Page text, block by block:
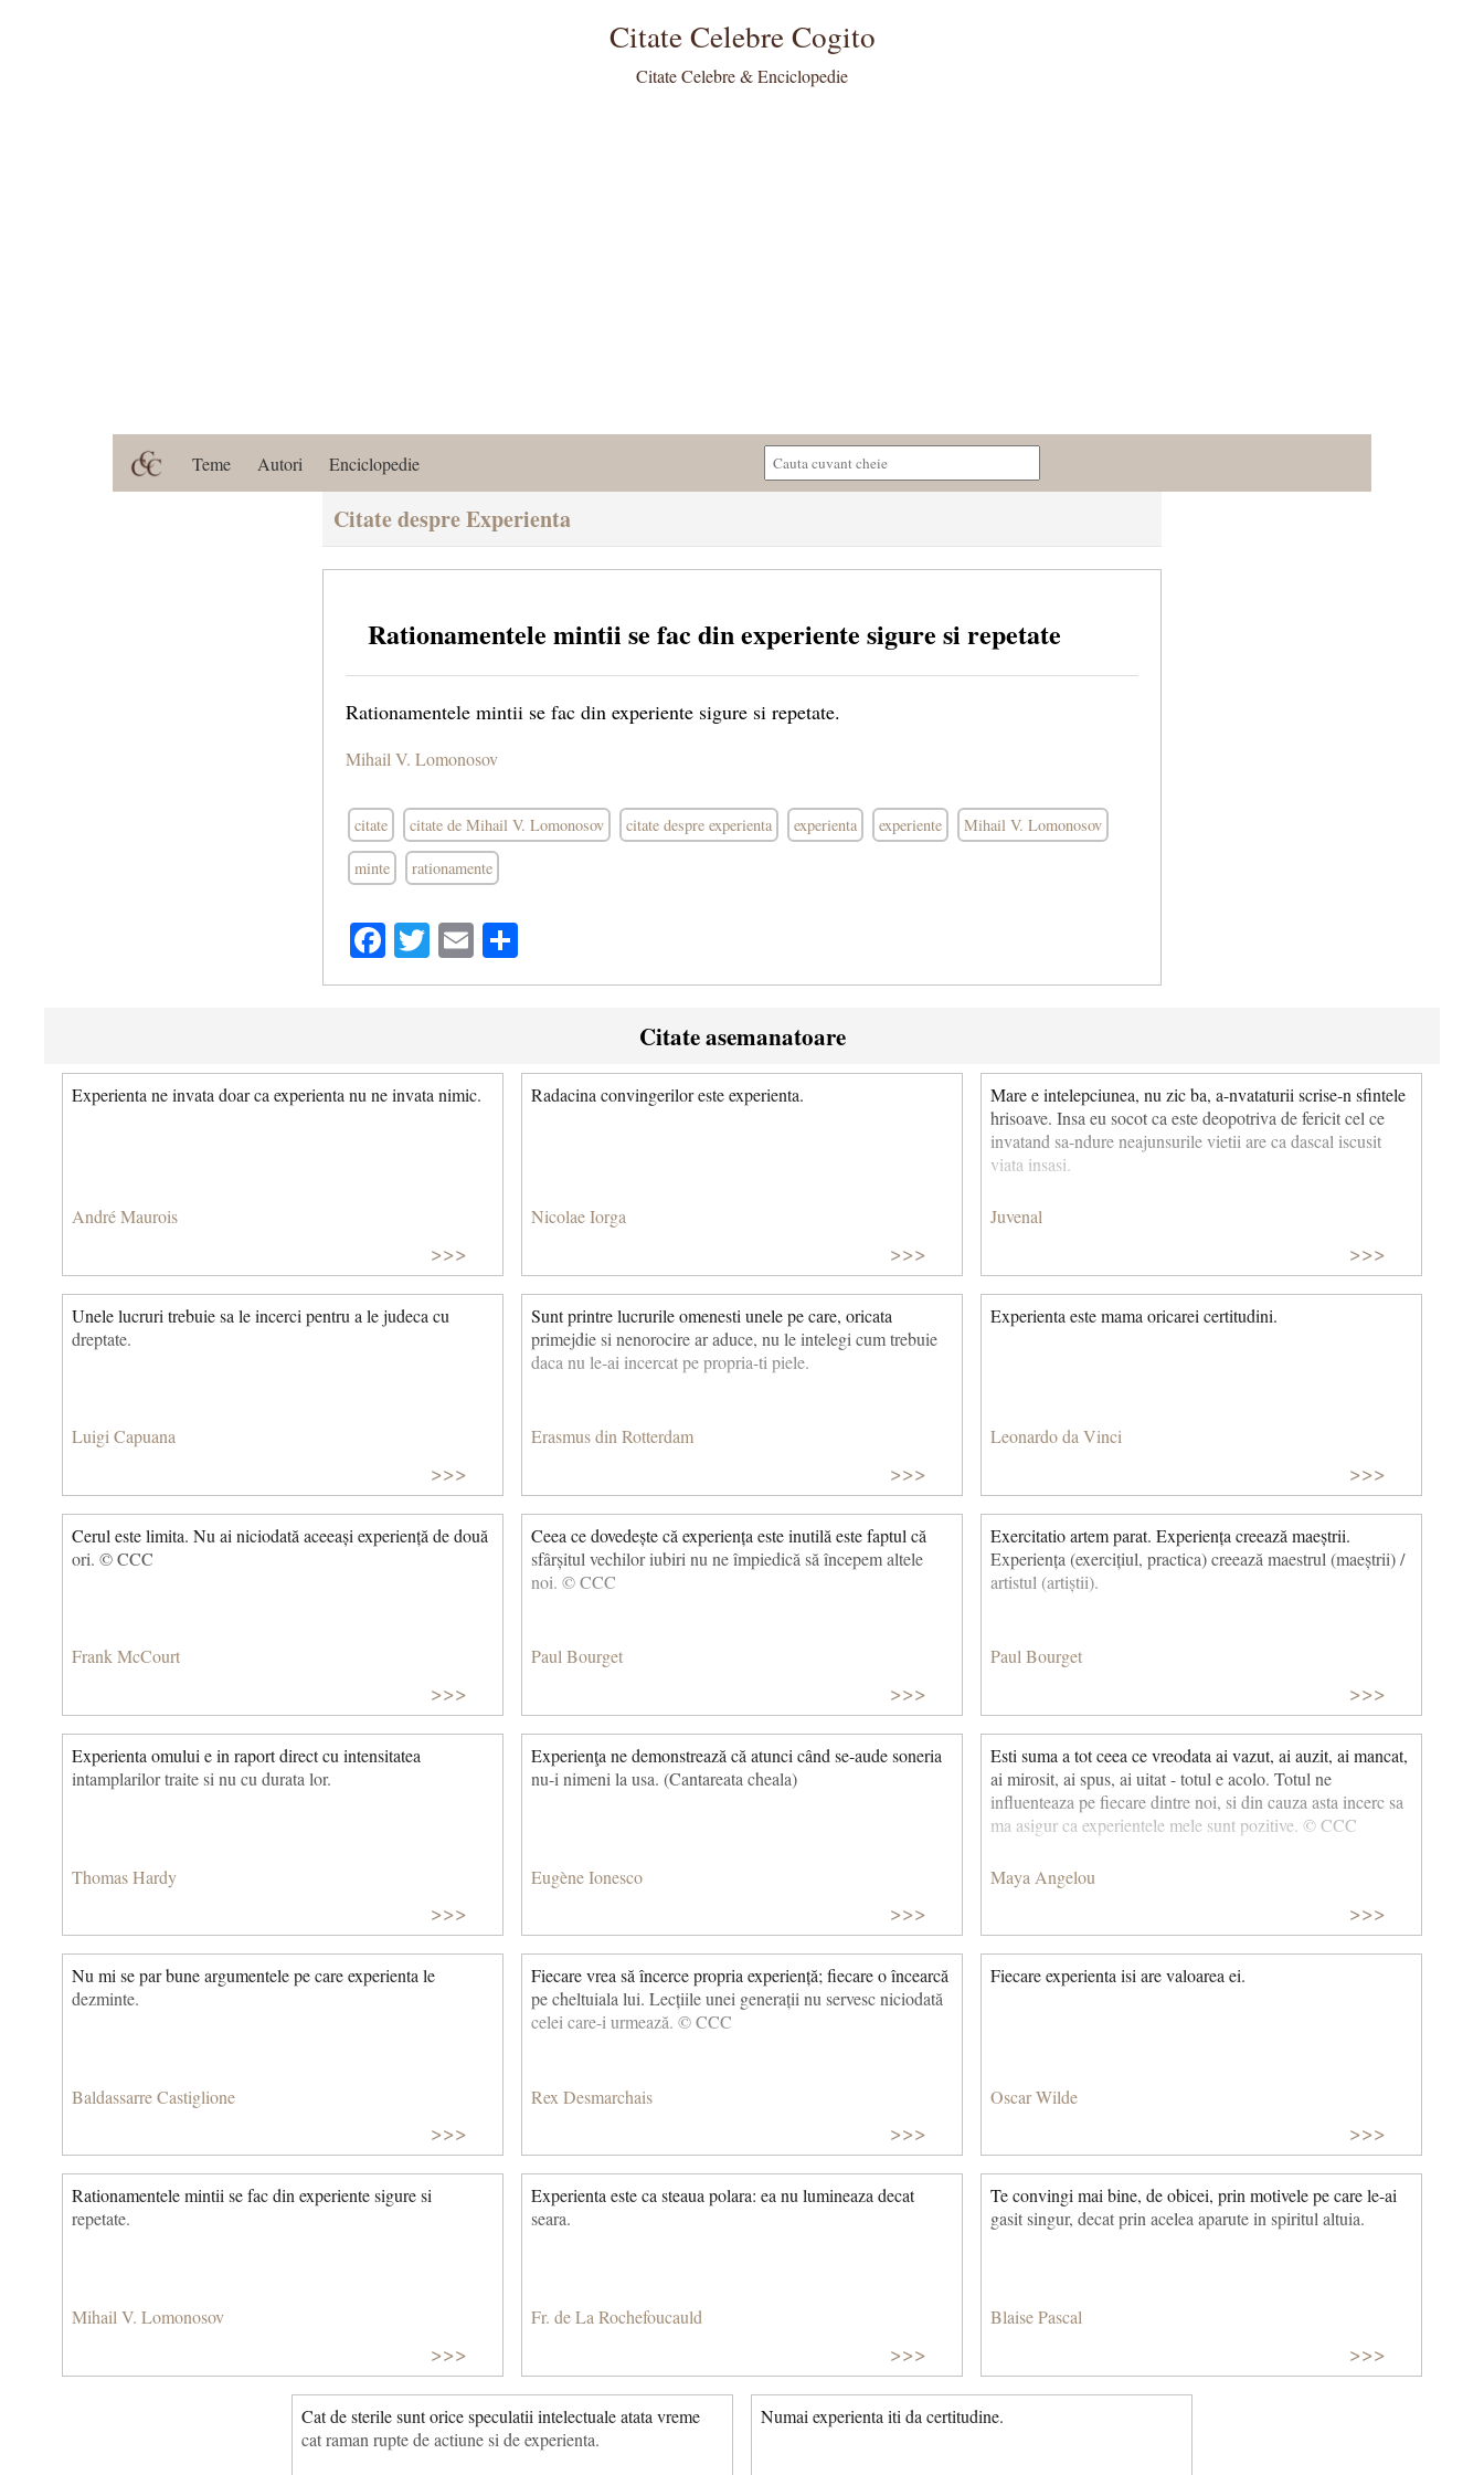
Citate Celebre Cogito
Citate Celebre & Enciclopedie
Teme Autori Enciclopedie
Citate despre Experienta
Rationamentele mintii se fac din experiente sigure si repetate
Rationamentele mintii se fac din experiente sigure si repetate.
Mihail V. Lomonosov
citate citate de Mihail V. Lomonosov citate despre experienta experienta experiente Mihail V. Lomonosov
minte rationamente
Facebook
Twitter
Email
Citate asemanatoare
Experienta ne invata doar ca experienta nu ne invata nimic.
André Maurois
>>>
Radacina convingerilor este experienta.
Nicolae Iorga
>>>
Mare e intelepciunea, nu zic ba, a-nvataturii scrise-n sfintele
hrisoave. Insa eu socot ca este deopotriva de fericit cel ce
invatand sa-ndure neajunsurile vietii are ca dascal iscusit
viata insasi.
Juvenal
>>>
Unele lucruri trebuie sa le incerci pentru a le judeca cu
dreptate.
Luigi Capuana
>>>
Sunt printre lucrurile omenesti unele pe care, oricata
primejdie si nenorocire ar aduce, nu le intelegi cum trebuie
daca nu le-ai incercat pe propria-ti piele.
Erasmus din Rotterdam
>>>
Experienta este mama oricarei certitudini.
Leonardo da Vinci
>>>
Cerul este limita. Nu ai niciodată aceeași experiență de două
ori. © CCC
Frank McCourt
>>>
Ceea ce dovedește că experiența este inutilă este faptul că
sfârșitul vechilor iubiri nu ne împiedică să începem altele
noi. © CCC
Paul Bourget
>>>
Exercitatio artem parat. Experiența creează maeștrii.
Experiența (exercițiul, practica) creează maestrul (maeștrii) /
artistul (artiștii).
Paul Bourget
>>>
Experienta omului e in raport direct cu intensitatea
intamplarilor traite si nu cu durata lor.
Thomas Hardy
>>>
Experienţa ne demonstrează că atunci când se-aude soneria
nu-i nimeni la usa. (Cantareata cheala)
Eugène Ionesco
>>>
Esti suma a tot ceea ce vreodata ai vazut, ai auzit, ai mancat,
ai mirosit, ai spus, ai uitat - totul e acolo. Totul ne
influenteaza pe fiecare dintre noi, si din cauza asta incerc sa
ma asigur ca experientele mele sunt pozitive. © CCC
Maya Angelou
>>>
Nu mi se par bune argumentele pe care experienta le
dezminte.
Baldassarre Castiglione
>>>
Fiecare vrea să încerce propria experiență; fiecare o încearcă
pe cheltuiala lui. Lecțiile unei generații nu servesc niciodată
celei care-i urmează. © CCC
Rex Desmarchais
>>>
Fiecare experienta isi are valoarea ei.
Oscar Wilde
>>>
Rationamentele mintii se fac din experiente sigure si
repetate.
Mihail V. Lomonosov
>>>
Experienta este ca steaua polara: ea nu lumineaza decat
seara.
Fr. de La Rochefoucauld
>>>
Te convingi mai bine, de obicei, prin motivele pe care le-ai
gasit singur, decat prin acelea aparute in spiritul altuia.
Blaise Pascal
>>>
Cat de sterile sunt orice speculatii intelectuale atata vreme
cat raman rupte de actiune si de experienta.
Numai experienta iti da certitudine.